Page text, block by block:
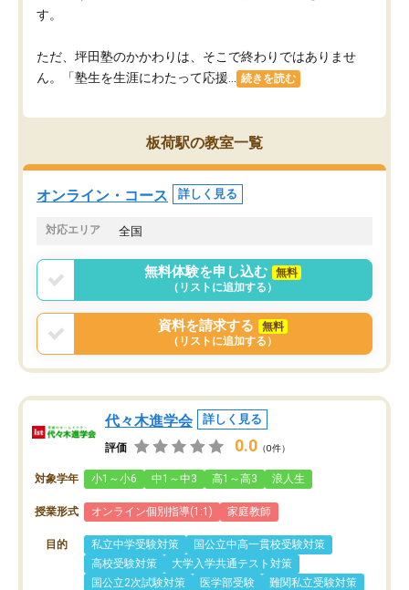
す。
ただ、坪田塾のかかわりは、そこで終わりではありませ
ん。「塾生を生涯にわたって応援...
続きを読む
板荷駅の教室一覧
オンライン・コース 詳しく見る
対応エリア 全国
無料体験を申し込む
無料
（リストに追加する）
資料を請求する
無料
（リストに追加する）
代々木進学会 詳しく見る
評価 0.0 （0件）
対象学年 小1～小6 中1～中3 高1～高3 浪人生
授業形式 オンライン個別指導(1:1) 家庭教師
目的 私立中学受験対策
国公立中高一貫校受験対策
高校受験対策
大学入学共通テスト対策
国公立2次試験対策
医学部受験
難関私立受験対策